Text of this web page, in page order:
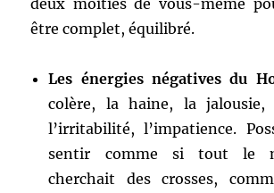
être complet, équilibré.
Les énergies négatives du
colère, la haine, la jalousie,
l’irritabilité, l’impatience.
sentir comme si tout le
cherchait des crosses,